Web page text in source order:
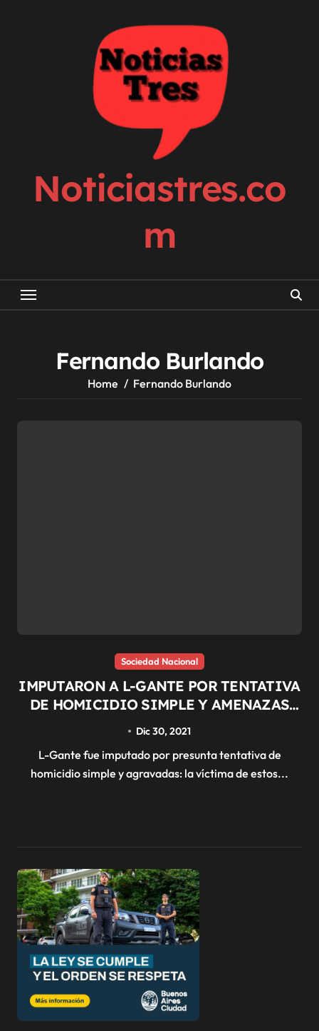
Noticiastres.co
m
Fernando Burlando
Home Fernando Burlando
Sociedad Nacional
IMPUTARON A L-GANTE POR TENTATIVA
DE HOMICIDIO SIMPLE Y AMENAZAS
YAO CABRERA
Dic 30, 2021
L-Gante fue imputado por presunta tentativa de
homicidio simple y agravadas: la víctima de estos...